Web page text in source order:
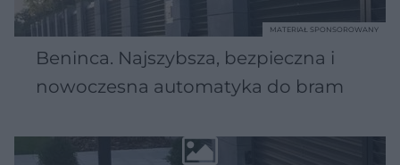
Beninca. Najszybsza, bezpieczna i
nowoczesna automatyka do bram
MATERIAŁ SPONSOROWANY